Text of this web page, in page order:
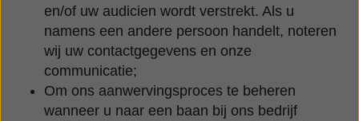
en/of uw audicien wordt verstrekt. Als u
namens een andere persoon handelt, noteren
wij uw contactgegevens en onze
communicatie;
Om ons aanwervingsproces te beheren
wanneer u naar een baan bij ons bedrijf